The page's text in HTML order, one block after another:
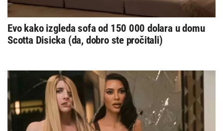
Evo kako izgleda sofa od 150 000 dolara u domu
Scotta Disicka (da, dobro ste pročitali)